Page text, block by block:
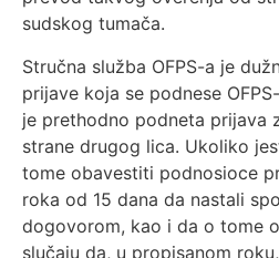
sudskog tumača.
Stručna služba OFPS-a je
prijave koja se podnese
je prethodno podneta prijava
strane drugog lica. Ukoliko
tome obavestiti podnosioce
roka od 15 dana da nastali
dogovorom, kao i da o tome
slučaju da, u propisanom